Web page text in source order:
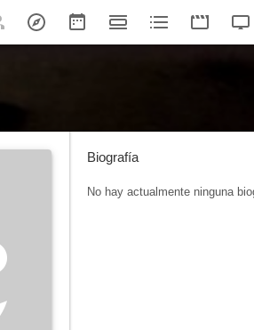
Biografía
No hay actualmente ninguna